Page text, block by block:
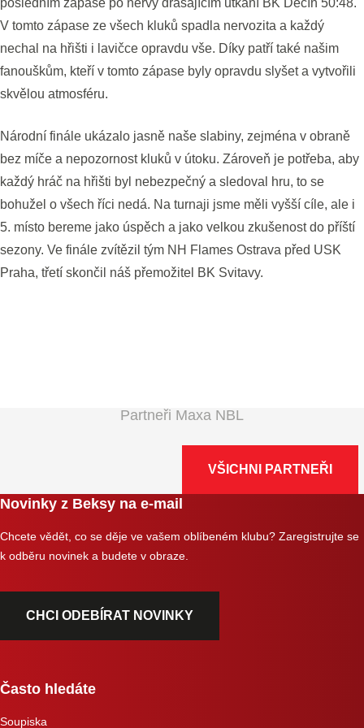
V tomto zápase ze všech kluků spadla nervozita a každý
nechal na hřišti i lavičce opravdu vše. Díky patří také našim
fanouškům, kteří v tomto zápase byly opravdu slyšet a vytvořili
skvělou atmosféru.
Národní finále ukázalo jasně naše slabiny, zejména v obraně
bez míče a nepozornost kluků v útoku. Zároveň je potřeba, aby
každý hráč na hřišti byl nebezpečný a sledoval hru, to se
bohužel o všech říci nedá. Na turnaji jsme měli vyšší cíle, ale i
5. místo bereme jako úspěch a jako velkou zkušenost do příští
sezony. Ve finále zvítězil tým NH Flames Ostrava před USK
Praha, třetí skončil náš přemožitel BK Svitavy.
Partneři Maxa NBL
VŠICHNI PARTNEŘI
Novinky z Beksy na e-mail
Chcete vědět, co se děje ve vašem oblíbeném klubu? Zaregistrujte se
k odběru novinek a budete v obraze.
CHCI ODEBÍRAT NOVINKY
Často hledáte
Soupiska